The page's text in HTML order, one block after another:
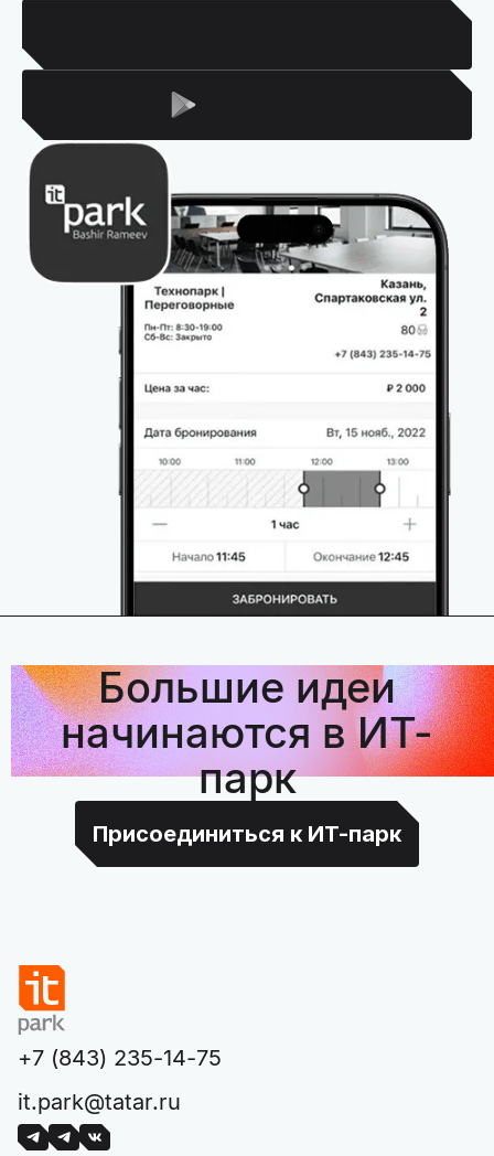
Большие идеи
начинаются в ИТ-
парк
Присоединиться к ИТ-парк
+7 (843) 235-14-75
it.park@tatar.ru